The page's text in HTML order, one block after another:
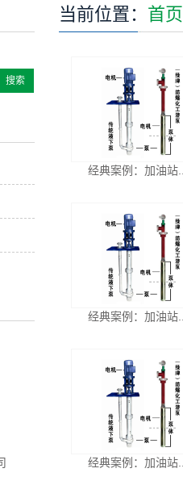
当前位置： 首页
经典案例：加油站...
经典案例：加油站...
经典案例：加油站...